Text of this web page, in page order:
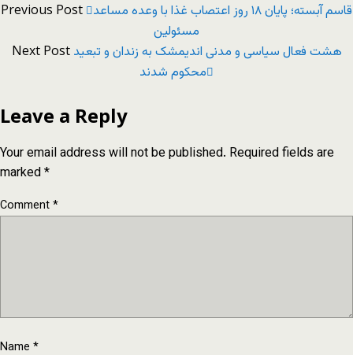
Previous Post
قاسم آبسته؛ پایان ۱۸ روز اعتصاب غذا با وعده مساعد
مسئولین
Next Post هشت فعال سیاسی و مدنی اندیمشک به زندان و تبعید
محکوم شدند
Leave a Reply
Your email address will not be published. Required fields are
marked*
Comment*
Name *